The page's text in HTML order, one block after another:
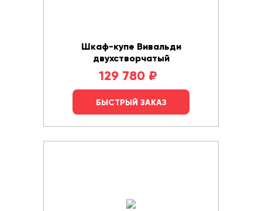
Шкаф-купе Вивальди
двухстворчатый
129 780 ₽
БЫСТРЫЙ ЗАКАЗ